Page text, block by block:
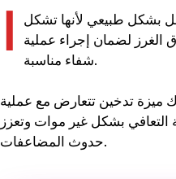
بشكل طبيعي لأنها تشكل
الغرز لضمان إجراء عملية
شفاء مناسبة.
ميزة تدخين تتعارض مع عملية
التعافي بشكل غير موات وتعزز
حدوث المضاعفات.